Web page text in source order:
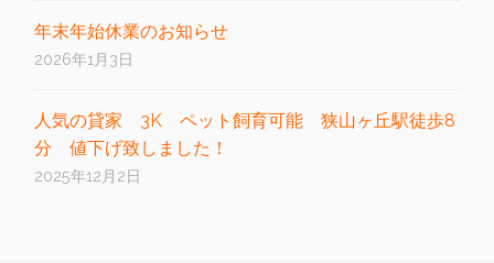
年末年始休業のお知らせ
2026年1月3日
人気の貸家 3K ペット飼育可能 狭山ヶ丘駅徒歩8
分 値下げ致しました！
2025年12月2日